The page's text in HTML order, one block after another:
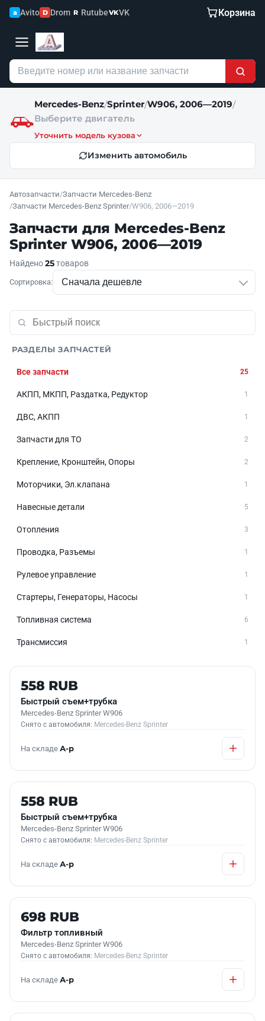
a Avito D Drom R RutubeVKVK Корзина
Mercedes-Benz/Sprinter/W906, 2006—2019/
Выберите двигатель
Уточнить модель кузова
Изменить автомобиль
Автозапчасти/Запчасти Mercedes-Benz
/Запчасти Mercedes-Benz Sprinter/W906, 2006—2019
Запчасти для Mercedes-Benz
Sprinter W906, 2006—2019
Найдено25товаров
Сортировка:
РАЗДЕЛЫ ЗАПЧАСТЕЙ
Все запчасти 25
АКПП, МКПП, Раздатка, Редуктор 1
ДВС, АКПП 1
Запчасти для ТО 2
Крепление, Кронштейн, Опоры 2
Моторчики, Эл.клапана 1
Навесные детали 5
Отопления 3
Проводка, Разъемы 1
Рулевое управление 1
Стартеры, Генераторы, Насосы 1
Топливная система 6
Трансмиссия 1
Б/У В НАЛИЧИИ
558 RUB
Быстрый съем+трубка
Mercedes-Benz Sprinter W906
Снято с автомобиля: Mercedes-Benz Sprinter
На складе А-р
Б/У В НАЛИЧИИ
558 RUB
Быстрый съем+трубка
Mercedes-Benz Sprinter W906
Снято с автомобиля: Mercedes-Benz Sprinter
На складе А-р
Б/У В НАЛИЧИИ
698 RUB
Фильтр топливный
Mercedes-Benz Sprinter W906
Снято с автомобиля: Mercedes-Benz Sprinter
На складе А-р